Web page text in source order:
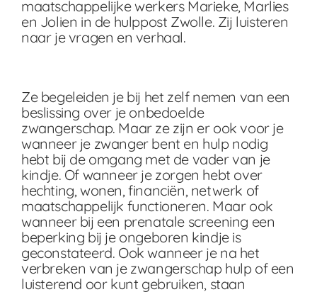
maatschappelijke werkers Marieke, Marlies
en Jolien in de hulppost Zwolle. Zij luisteren
naar je vragen en verhaal.
Ze begeleiden je bij het zelf nemen van een
beslissing over je onbedoelde
zwangerschap. Maar ze zijn er ook voor je
wanneer je zwanger bent en hulp nodig
hebt bij de omgang met de vader van je
kindje. Of wanneer je zorgen hebt over
hechting, wonen, financiën, netwerk of
maatschappelijk functioneren. Maar ook
wanneer bij een prenatale screening een
beperking bij je ongeboren kindje is
geconstateerd. Ook wanneer je na het
verbreken van je zwangerschap hulp of een
luisterend oor kunt gebruiken, staan